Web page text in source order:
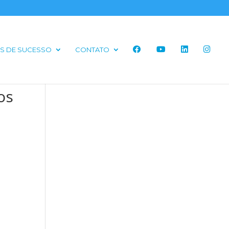
DE SUCESSO CONTATO